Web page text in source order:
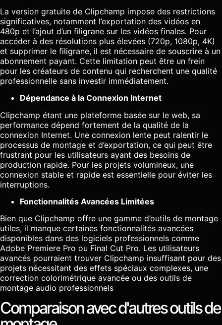
La version gratuite de Clipchamp impose des restrictions
significatives, notamment l’exportation des vidéos en
480p et l’ajout d’un filigrane sur les vidéos finales. Pour
accéder à des résolutions plus élevées (720p, 1080p, 4K)
et supprimer le filigrane, il est nécessaire de souscrire à un
abonnement payant. Cette limitation peut être un frein
pour les créateurs de contenu qui recherchent une qualité
professionnelle sans investir immédiatement.
Dépendance à la Connexion Internet
Clipchamp étant une plateforme basée sur le web, sa
performance dépend fortement de la qualité de la
connexion Internet. Une connexion lente peut ralentir le
processus de montage et d’exportation, ce qui peut être
frustrant pour les utilisateurs ayant des besoins de
production rapide. Pour les projets volumineux, une
connexion stable et rapide est essentielle pour éviter les
interruptions.
Fonctionnalités Avancées Limitées
Bien que Clipchamp offre une gamme d’outils de montage
utiles, il manque certaines fonctionnalités avancées
disponibles dans des logiciels professionnels comme
Adobe Premiere Pro ou Final Cut Pro. Les utilisateurs
avancés pourraient trouver Clipchamp insuffisant pour des
projets nécessitant des effets spéciaux complexes, une
correction colorimétrique avancée ou des outils de
montage audio professionnels
Comparaison avec d'autres outils de